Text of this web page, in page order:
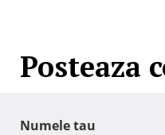
Posteaza
Numele tau